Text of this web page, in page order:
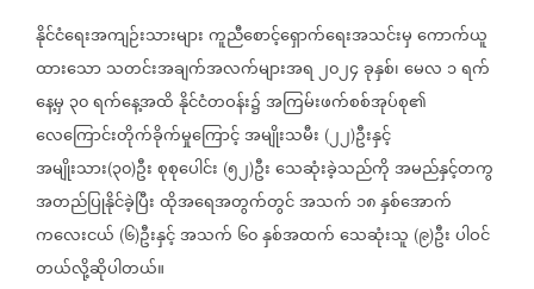
နိုင်ငံရေးအကျဉ်းသားများကူညီစောင့်ရှောက်ရေးအသင်းမှကောက်ယူ
ထားသောသတင်းအချက်အလက်များအရ၂၀၂၄ခုနှစ်၊မေလ ၁ရက်
နေ့မှ ၃၀ရက်နေ့အထိနိုင်ငံတဝန်း၌အကြမ်းဖက်စစ်အုပ်စု၏
လေကြောင်းတိုက်ခိုက်မှုကြောင့်အမျိုးသမီး (၂၂)ဦးနှင့်
အမျိုးသား(၃၀)ဦးစုစုပေါင်း (၅၂)ဦးသေဆုံးခဲ့သည်ကိုအမည်နှင့်တကွ
အတည်ပြုနိုင်ခဲ့ပြီးထိုအရေအတွက်တွင်အသက် ၁၈နှစ်အောက်
ကလေးငယ် (၆)ဦးနှင့်အသက် ၆၀နှစ်အထက်သေဆုံးသူ (၉)ဦးပါဝင်
တယ်လို့ဆိုပါတယ်။